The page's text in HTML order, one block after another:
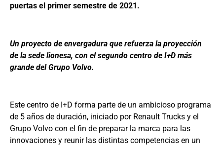
puertas el primer semestre de 2021.
Un proyecto de envergadura que refuerza la proyección
de la sede lionesa, con el segundo centro de I+D más
grande del Grupo Volvo.
Este centro de I+D forma parte de un ambicioso programa
de 5 años de duración, iniciado por Renault Trucks y el
Grupo Volvo con el fin de preparar la marca para las
innovaciones y reunir las distintas competencias en un